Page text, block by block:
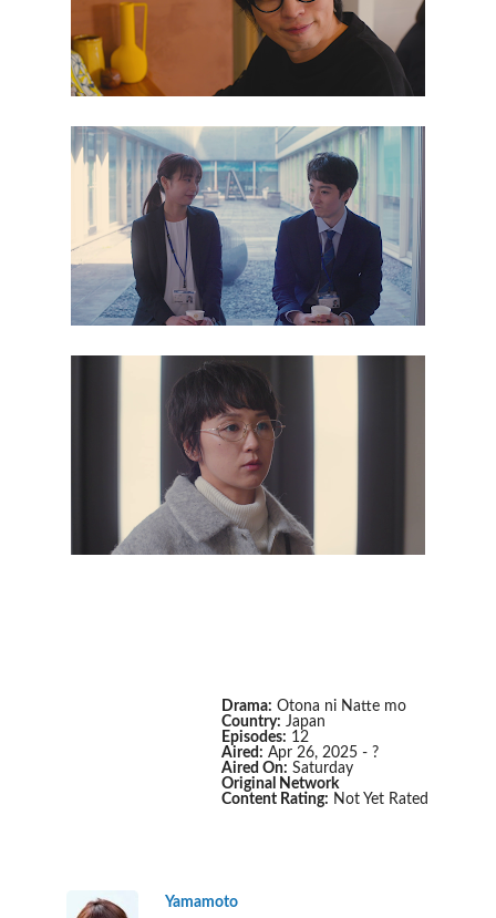
Drama: Otona ni Natte mo
Country: Japan
Episodes: 12
Aired: Apr 26, 2025 - ?
Aired On: Saturday
Original Network
Content Rating: Not Yet Rated
Yamamoto